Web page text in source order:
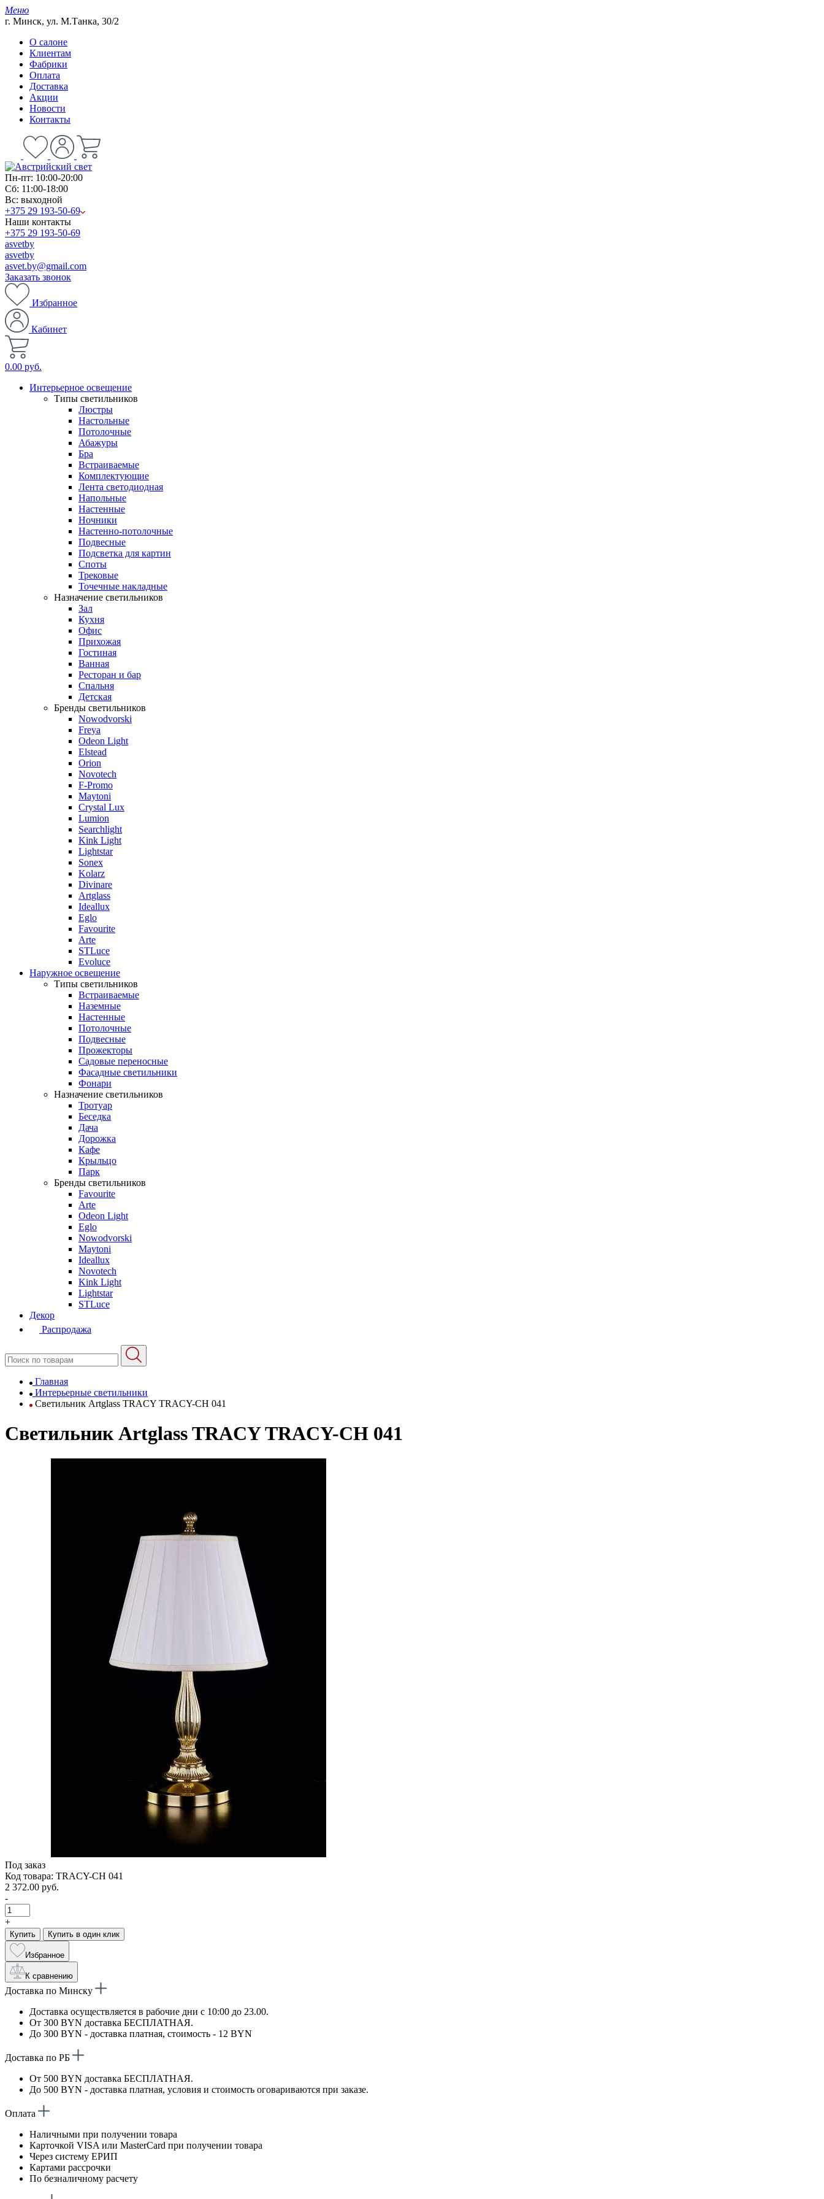
Меню
г. Минск, ул. М.Танка, 30/2
О салоне
Клиентам
Фабрики
Оплата
Доставка
Акции
Новости
Контакты
Пн-пт: 10:00-20:00
Сб: 11:00-18:00
Вс: выходной
+375 29 193-50-69
Наши контакты
+375 29 193-50-69
asvetby
asvetby
asvet.by@gmail.com
Заказать звонок
Избранное
Кабинет
0.00 руб.
Интерьерное освещение
Типы светильников
Люстры
Настольные
Потолочные
Абажуры
Бра
Встраиваемые
Комплектующие
Лента светодиодная
Напольные
Настенные
Ночники
Настенно-потолочные
Подвесные
Подсветка для картин
Споты
Трековые
Точечные накладные
Назначение светильников
Зал
Кухня
Офис
Прихожая
Гостиная
Ванная
Ресторан и бар
Спальня
Детская
Бренды светильников
Nowodvorski
Freya
Odeon Light
Elstead
Orion
Novotech
F-Promo
Maytoni
Crystal Lux
Lumion
Searchlight
Kink Light
Lightstar
Sonex
Kolarz
Divinare
Artglass
Ideallux
Eglo
Favourite
Arte
STLuce
Evoluce
Наружное освещение
Типы светильников
Встраиваемые
Наземные
Настенные
Потолочные
Подвесные
Прожекторы
Садовые переносные
Фасадные светильники
Фонари
Назначение светильников
Тротуар
Беседка
Дача
Дорожка
Кафе
Крыльцо
Парк
Бренды светильников
Favourite
Arte
Odeon Light
Eglo
Nowodvorski
Maytoni
Ideallux
Novotech
Kink Light
Lightstar
STLuce
Декор
Распродажа
Главная
Интерьерные светильники
Светильник Artglass TRACY TRACY-CH 041
Светильник Artglass TRACY TRACY-CH 041
Под заказ
Код товара: TRACY-CH 041
2 372.00 руб.
-
+
Купить Купить в один клик
Избранное
К сравнению
Доставка по Минску
Доставка осуществляется в рабочие дни с 10:00 до 23.00.
От 300 BYN доставка БЕСПЛАТНАЯ.
До 300 BYN - доставка платная, стоимость - 12 BYN
Доставка по РБ
От 500 BYN доставка БЕСПЛАТНАЯ.
До 500 BYN - доставка платная, условия и стоимость оговариваются при заказе.
Оплата
Наличными при получении товара
Карточкой VISA или MasterCard при получении товара
Через систему ЕРИП
Картами рассрочки
По безналичному расчету